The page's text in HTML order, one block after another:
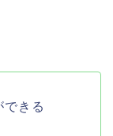
できる